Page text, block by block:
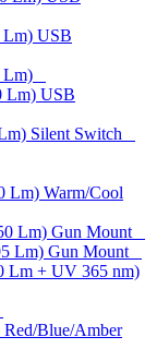
Lm) USB
Lm)
Lm) USB
Silent Switch
Lm) Warm/Cool
Lm) Gun Mount
Lm) Gun Mount
Lm + UV 365 nm)
Blue/Amber